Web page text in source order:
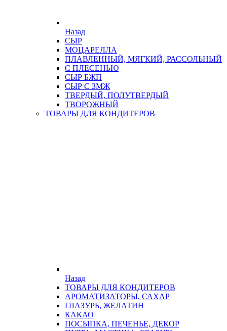
Назад
СЫР
МОЦАРЕЛЛА
ПЛАВЛЕННЫЙ, МЯГКИЙ, РАССОЛЬНЫЙ
С ПЛЕСЕНЬЮ
СЫР БЖП
СЫР С ЗМЖ
ТВЕРДЫЙ, ПОЛУТВЕРДЫЙ
ТВОРОЖНЫЙ
ТОВАРЫ ДЛЯ КОНДИТЕРОВ
Назад
ТОВАРЫ ДЛЯ КОНДИТЕРОВ
АРОМАТИЗАТОРЫ, САХАР
ГЛАЗУРЬ, ЖЕЛАТИН
КАКАО
ПОСЫПКА, ПЕЧЕНЬЕ, ДЕКОР